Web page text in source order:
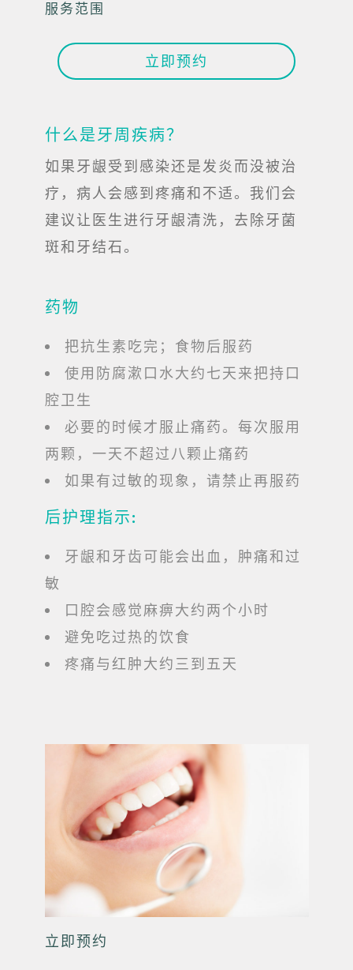
服务范围
立即预约
什么是牙周疾病？
如果牙龈受到感染还是发炎而没被治
疗，病人会感到疼痛和不适。我们会
建议让医生进行牙龈清洗，去除牙菌
斑和牙结石。
药物
把抗生素吃完；食物后服药
使用防腐漱口水大约七天来把持口
腔卫生
必要的时候才服止痛药。每次服用
两颗，一天不超过八颗止痛药
如果有过敏的现象，请禁止再服药
后护理指示:
牙龈和牙齿可能会出血，肿痛和过
敏
口腔会感觉麻痹大约两个小时
避免吃过热的饮食
疼痛与红肿大约三到五天
立即预约